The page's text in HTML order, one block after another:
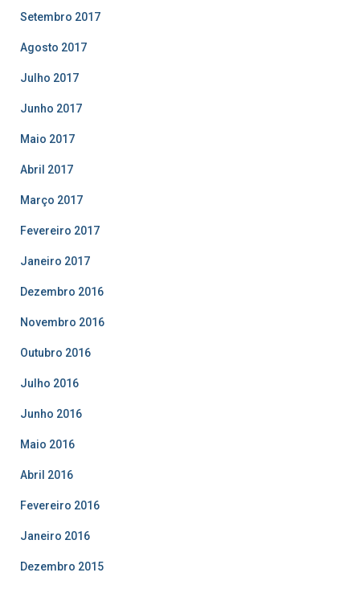
Setembro 2017
Agosto 2017
Julho 2017
Junho 2017
Maio 2017
Abril 2017
Março 2017
Fevereiro 2017
Janeiro 2017
Dezembro 2016
Novembro 2016
Outubro 2016
Julho 2016
Junho 2016
Maio 2016
Abril 2016
Fevereiro 2016
Janeiro 2016
Dezembro 2015